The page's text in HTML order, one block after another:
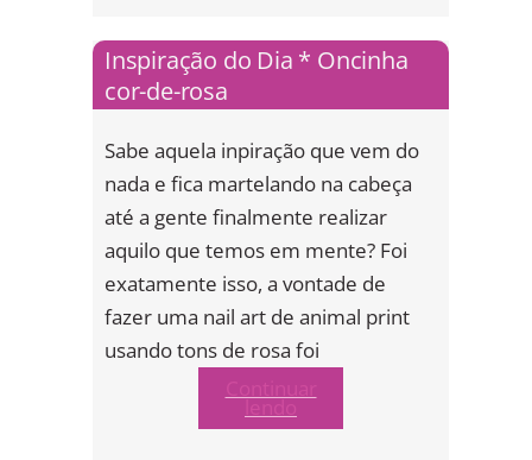
Inspiração do Dia * Oncinha
cor-de-rosa
Sabe aquela inpiração que vem do
nada e fica martelando na cabeça
até a gente finalmente realizar
aquilo que temos em mente? Foi
exatamente isso, a vontade de
fazer uma nail art de animal print
usando tons de rosa foi
lendo